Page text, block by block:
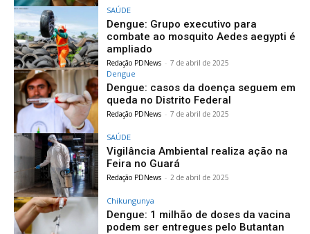
SAÚDE
Dengue: Grupo executivo para
combate ao mosquito Aedes aegypti é
ampliado
Redação PDNews - 7 de abril de 2025
Dengue
Dengue: casos da doença seguem em
queda no Distrito Federal
Redação PDNews - 7 de abril de 2025
SAÚDE
Vigilância Ambiental realiza ação na
Feira no Guará
Redação PDNews - 2 de abril de 2025
Chikungunya
Dengue: 1 milhão de doses da vacina
podem ser entregues pelo Butantan